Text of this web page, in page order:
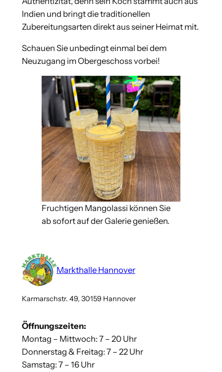
Indien und bringt die traditionellen
Zubereitungsarten direkt aus seiner Heimat mit.
Schauen Sie unbedingt einmal bei dem
Neuzugang im Obergeschoss vorbei!
Fruchtigen Mangolassi können Sie
ab sofort auf der Galerie genießen.
Markthalle Hannover
Karmarschstr. 49, 30159 Hannover
Öffnungszeiten:
Montag – Mittwoch: 7 – 20 Uhr
Donnerstag & Freitag: 7 – 22 Uhr
Samstag: 7 – 16 Uhr